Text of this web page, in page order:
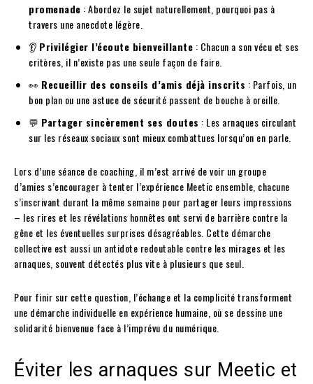
promenade : Abordez le sujet naturellement, pourquoi pas à
travers une anecdote légère.
👂 Privilégier l’écoute bienveillante : Chacun a son vécu et ses
critères, il n’existe pas une seule façon de faire.
👀 Recueillir des conseils d’amis déjà inscrits : Parfois, un
bon plan ou une astuce de sécurité passent de bouche à oreille.
💬 Partager sincèrement ses doutes : Les arnaques circulant
sur les réseaux sociaux sont mieux combattues lorsqu’on en parle.
Lors d’une séance de coaching, il m’est arrivé de voir un groupe
d’amies s’encourager à tenter l’expérience Meetic ensemble, chacune
s’inscrivant durant la même semaine pour partager leurs impressions
– les rires et les révélations honnêtes ont servi de barrière contre la
gêne et les éventuelles surprises désagréables. Cette démarche
collective est aussi un antidote redoutable contre les mirages et les
arnaques, souvent détectés plus vite à plusieurs que seul.
Pour finir sur cette question, l’échange et la complicité transforment
une démarche individuelle en expérience humaine, où se dessine une
solidarité bienvenue face à l’imprévu du numérique.
Éviter les arnaques sur Meetic et